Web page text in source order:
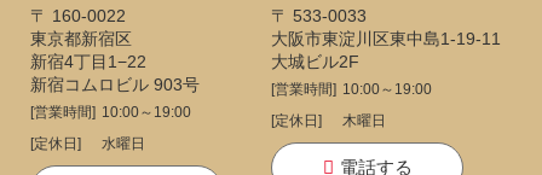
〒 160-0022
東京都新宿区
新宿4丁目1−22
新宿コムロビル 903号
[営業時間] 10:00～19:00
[定休日]
水曜日
〒 533-0033
大阪市東淀川区東中島1-19-11
大城ビル2F
[営業時間] 10:00～19:00
[定休日]
木曜日
電話する